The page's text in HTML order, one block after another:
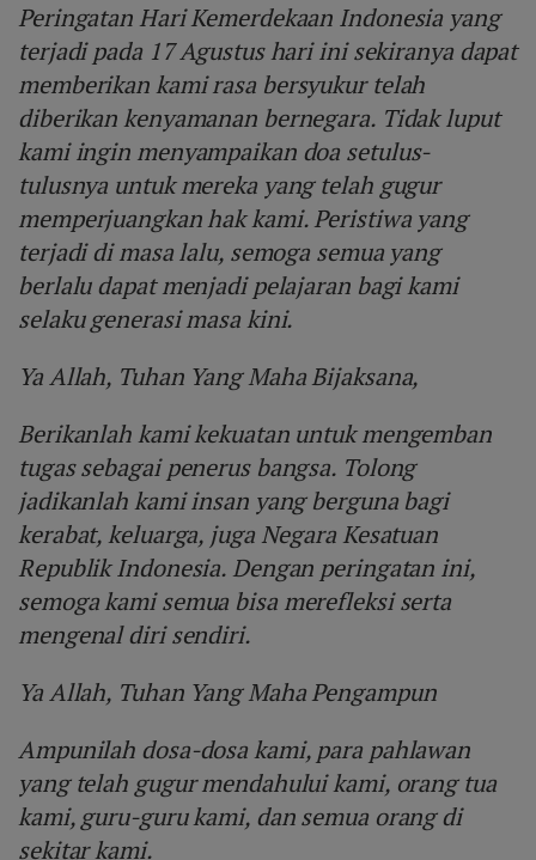
Peringatan Hari Kemerdekaan Indonesia yang
terjadi pada 17 Agustus hari ini sekiranya dapat
memberikan kami rasa bersyukur telah
diberikan kenyamanan bernegara. Tidak luput
kami ingin menyampaikan doa setulus-
tulusnya untuk mereka yang telah gugur
memperjuangkan hak kami. Peristiwa yang
terjadi di masa lalu, semoga semua yang
berlalu dapat menjadi pelajaran bagi kami
selaku generasi masa kini.
Ya Allah, Tuhan Yang Maha Bijaksana,
Berikanlah kami kekuatan untuk mengemban
tugas sebagai penerus bangsa. Tolong
jadikanlah kami insan yang berguna bagi
kerabat, keluarga, juga Negara Kesatuan
Republik Indonesia. Dengan peringatan ini,
semoga kami semua bisa merefleksi serta
mengenal diri sendiri.
Ya Allah, Tuhan Yang Maha Pengampun
Ampunilah dosa-dosa kami, para pahlawan
yang telah gugur mendahului kami, orang tua
kami, guru-guru kami, dan semua orang di
sekitar kami.